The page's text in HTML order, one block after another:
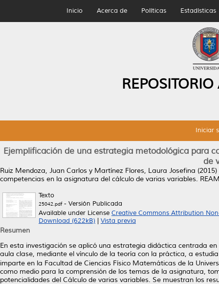
Inicio Acerca de Políticas Estadísticas
Iniciar
Ejemplificación de una estrategia metodológica para
de
Ruiz Mendoza, Juan Carlos y Martínez Flores, Laura Josefina (2015)
competencias en la asignatura del cálculo de varias variables.
Texto
25042.pdf- Versión Publicada
Available under License Creative Commons Attribution
Download (622kB)
Vista previa
Resumen
En esta investigación se aplicó una estrategia didáctica centrada
aula clase, mediante el vínculo de la teoría con la práctica, a
imparte en la Facultad de Ciencias Físico Matemáticas de la
como medio para la comprensión de los temas de la asignatura,
potencialidades del Cálculo de varias variables. Se muestran los